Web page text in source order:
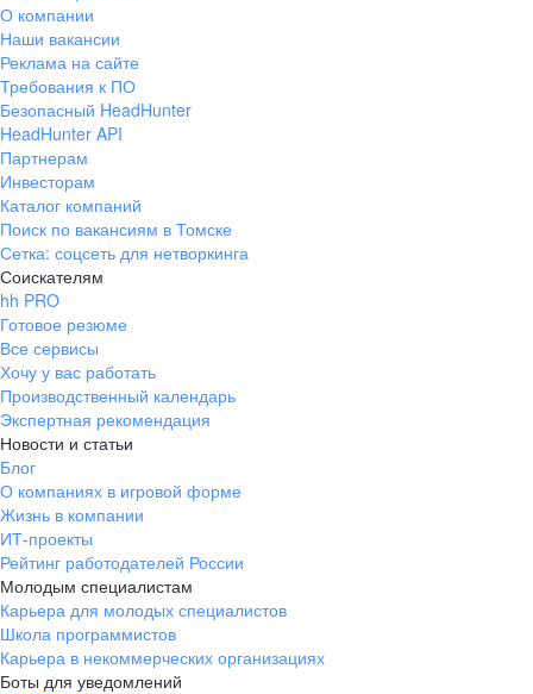
О компании
Наши вакансии
Реклама на сайте
Требования к ПО
Безопасный HeadHunter
HeadHunter API
Партнерам
Инвесторам
Каталог компаний
Поиск по вакансиям в Томске
Сетка: соцсеть для нетворкинга
Соискателям
hh PRO
Готовое резюме
Все сервисы
Хочу у вас работать
Производственный календарь
Экспертная рекомендация
Новости и статьи
Блог
О компаниях в игровой форме
Жизнь в компании
ИТ-проекты
Рейтинг работодателей России
Молодым специалистам
Карьера для молодых специалистов
Школа программистов
Карьера в некоммерческих организациях
Боты для уведомлений